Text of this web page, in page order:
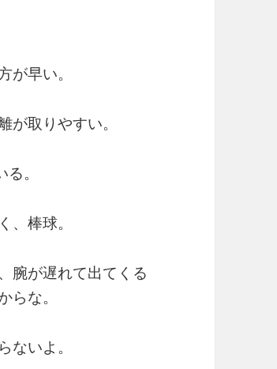
早い。
取りやすい。
。
、棒球。
腕が遅れて出てくる
な。
いよ。